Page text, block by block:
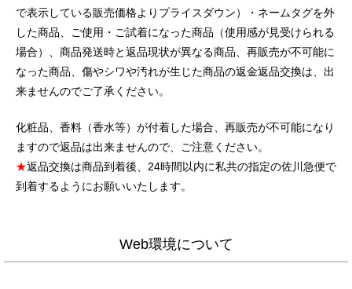
で表示している販売価格よりプライスダウン）・ネームタグを外
した商品、ご使用・ご試着になった商品（使用感が見受けられる
場合）、商品発送時と返品現状が異なる商品、再販売が不可能に
なった商品、傷やシワや汚れが生じた商品の返金返品交換は、出
来ませんのでご了承ください。
化粧品、香料（香水等）が付着した場合、再販売が不可能になり
ますので返品は出来ませんので、ご注意ください。
★返品交換は商品到着後、24時間以内に私共の指定の佐川急便で
到着するようにお願いいたします。
Web環境について